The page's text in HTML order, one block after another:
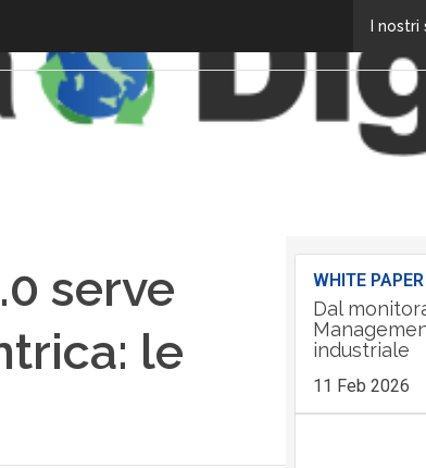
I
serve
le
WHITE PAPER
Dal
industriale
11 Feb 2026